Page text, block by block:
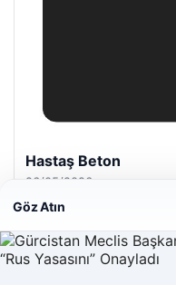
Hastaş Beton
26/05/2026
Göz Atın